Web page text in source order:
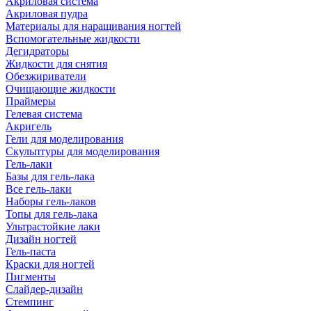
Акриловая пудра
Материалы для наращивания ногтей
Вспомогательные жидкости
Дегидраторы
Жидкости для снятия
Обезжириватели
Очищающие жидкости
Праймеры
Гелевая система
Акригель
Гели для моделирования
Скульптуры для моделирования
Гель-лаки
Базы для гель-лака
Все гель-лаки
Наборы гель-лаков
Топы для гель-лака
Ультрастойкие лаки
Дизайн ногтей
Гель-паста
Краски для ногтей
Пигменты
Слайдер-дизайн
Стемпинг